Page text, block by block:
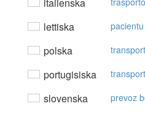
italienska
lettiska
polska
portugisiska
slovenska prevoz